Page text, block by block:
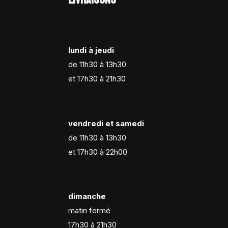
lundi à jeudi
de 11h30 à 13h30
et 17h30 à 21h30
vendredi et samedi
de 11h30 à 13h30
et 17h30 à 22h00
dimanche
matin fermé
17h30 à 21h30